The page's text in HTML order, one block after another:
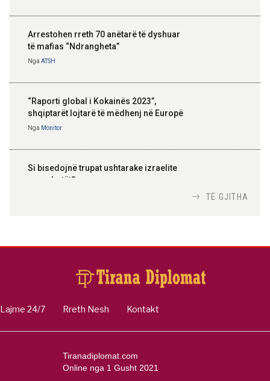
Arrestohen rreth 70 anëtarë të dyshuar
të mafias “Ndrangheta”
Nga ATSH
“Raporti global i Kokainës 2023”,
shqiptarët lojtarë të mëdhenj në Europë
Nga Monitor
Si bisedojnë trupat ushtarake izraelite
me robotët?
inteligjente izraelite
TË GJITHA
Lajme 24/7 Rreth Nesh Kontakt
Tiranadiplomat.com
Online nga 1 Gusht 2021